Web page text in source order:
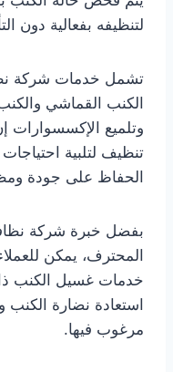
لتنظيفه بفعالية دون
تشمل خدمات شركة
الكنب القماشي والكنب
وتلميع
تنظيف لتلبية
الحفاظ على جودة
بفضل خبرة شركة
المحترف، يمكن
خدمات غسيل الكنب
استعادة نضارة الكنب
مرغوب فيها.